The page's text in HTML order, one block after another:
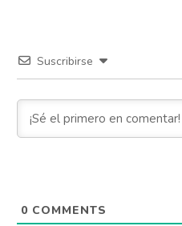
Suscribirse
0 COMMENTS